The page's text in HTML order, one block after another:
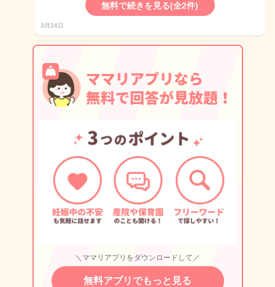
無料で続きを見る(全2件)
3月24日
＼ママリアプリをダウンロードして／
無料アプリでもっと見る